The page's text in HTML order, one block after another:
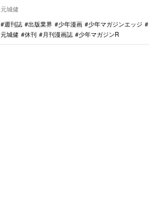
を下ろ…
元城健
週刊誌
出版業界 少年漫画
少年マガジンエッジ
元城健
休刊 月刊漫画誌 少年マガジンR